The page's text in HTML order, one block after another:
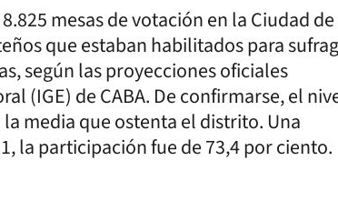
mesas de votación en la Ciudad de
que estaban habilitados para
según las proyecciones oficiales
(IGE) de CABA. De confirmarse, el
media que ostenta el distrito. Una
la participación fue de 73,4 por ciento.